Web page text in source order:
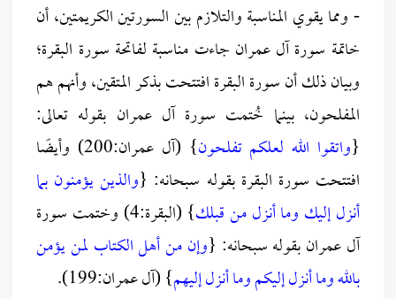
- ومما يقوي المناسبة والتلازم بين السورتين الكريمتين، أن
خاتمة سورة آل عمران جاءت مناسبة لفاتحة سورة البقرة؛
وبيان ذلك أن سورة البقرة افتتحت بذكر المتقين، وأنهم هم
المفلحون، بينما خُتمت سورة آل عمران بقوله تعالى:
{واتقوا الله لعلكم تفلحون
} (آل عمران:200) وأيضًا
افتتحت سورة البقرة بقوله سبحانه: {والذين يؤمنون بما
أنزل إليك وما أنزل من قبلك
} (البقرة:4) وختمت سورة
آل عمران بقوله سبحانه: {وإن من أهل الكتاب لمن يؤمن
بالله وما أنزل إليكم وما أنزل إليهم} (آل عمران:199).